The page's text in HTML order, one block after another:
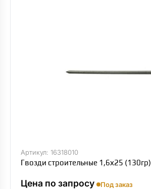
Артикул: 16318010
Гвозди строительные 1,6х25 (130гр)
Цена по запросу Под заказ